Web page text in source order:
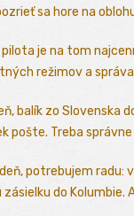
sa hore na
je na tom
režimov a
balík zo Slovenska
pošte. Treba správne
potrebujem radu:
do Kolumbie.